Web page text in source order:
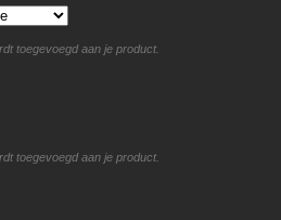
toegevoegd aan je product.
toegevoegd aan je product.